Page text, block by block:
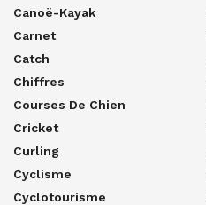
Canoë-Kayak
Carnet
Catch
Chiffres
Courses De Chien
Cricket
Curling
Cyclisme
Cyclotourisme